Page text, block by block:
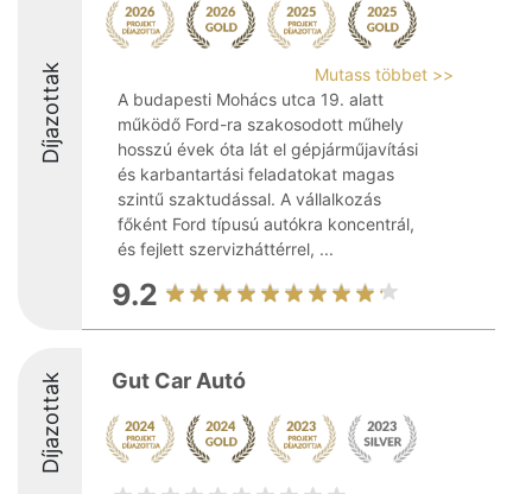
Díjazottak
Mutass többet >>
A budapesti Mohács utca 19. alatt
működő Ford-ra szakosodott műhely
hosszú évek óta lát el gépjárműjavítási
és karbantartási feladatokat magas
szintű szaktudással. A vállalkozás
főként Ford típusú autókra koncentrál,
és fejlett szervizháttérrel, ...
9.2
Díjazottak Gut Car Autó